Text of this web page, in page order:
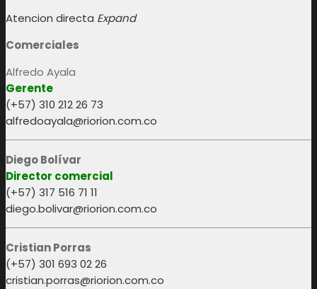
Atencion directa Expand
Comerciales
Alfredo Ayala
Gerente
(+57) 310 212 26 73
alfredoayala@riorion.com.co
Diego Bolívar
Director comercial
(+57) 317 516 71 11
diego.bolivar@riorion.com.co
Cristian Porras
(+57) 301 693 02 26
cristian.porras@riorion.com.co